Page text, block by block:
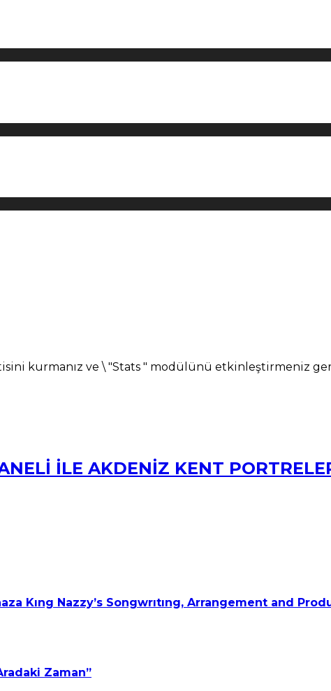
kurmanız ve \ "Stats " modülünü etkinleştirmeniz
İLE AKDENİZ KENT
Kıng Nazzy’s Songwrıtıng, Arrangement and
Zaman”